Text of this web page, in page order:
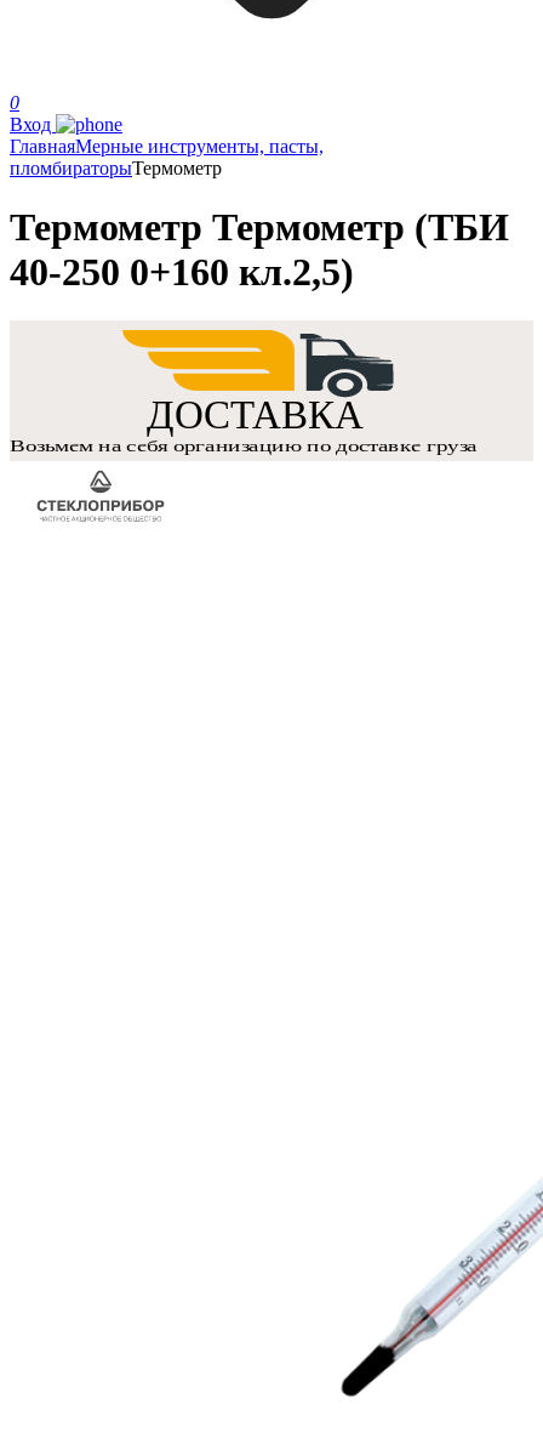
0
Вход
ГлавнаяМерные инструменты, пасты,
пломбираторыТермометр
Термометр Термометр (ТБИ
40-250 0+160 кл.2,5)